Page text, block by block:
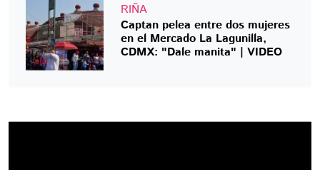
RIÑA
Captan pelea entre dos mujeres
en el Mercado La Lagunilla,
CDMX: "Dale manita" | VIDEO